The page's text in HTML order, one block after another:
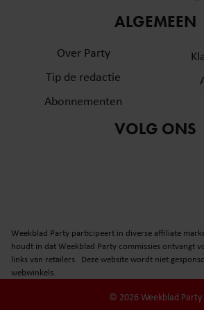
partners voor social media,
informatie die u aan ze heeft verstrekt
verzameld op basis van uw gebruik
gebruiken.
ALGEMEEN
Over Party
Tip de redactie
Abonnementen
VOLG ONS
Weekblad Party participeert in diverse affiliate
houdt in dat Weekblad Party commissies ontvangt
links van retailers. Deze website wordt niet
webwinkels.
© 2026 Weekblad Party